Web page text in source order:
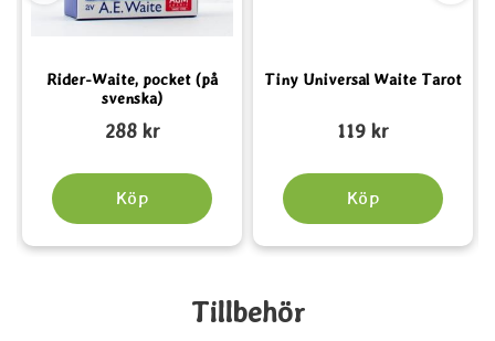
Rider-Waite, pocket (på
svenska)
Art. nr 2218288 kr
Köp
Tiny Universal Waite Tarot
Art. nr 2428119 kr
Köp
Tillbehör